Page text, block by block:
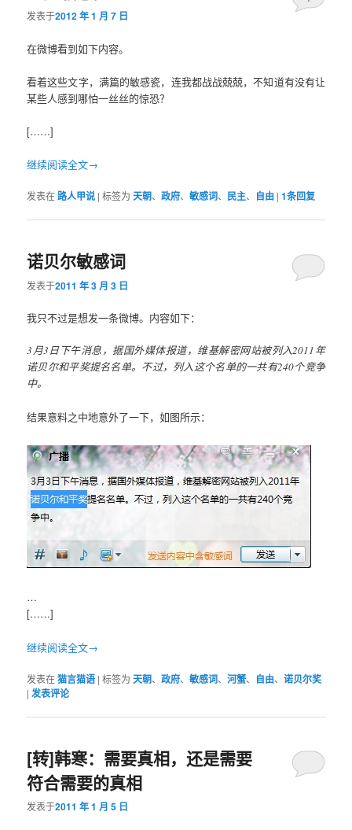
发表于2012 年 1 月 7 日
在微博看到如下内容。
看着这些文字，满篇的敏感瓷，连我都战战兢兢，不知道有没有让
某些人感到哪怕一丝丝的惊恐？
[……]
继续阅读全文→
发表在路人甲说 |标签为 天朝、政府、敏感词、 民主、 自由 |1条回复
诺贝尔敏感词
发表于2011 年 3 月 3 日
我只不过是想发一条微博。内容如下：
3月3日下午消息，据国外媒体报道，维基解密网站被列入2011年
诺贝尔和平奖提名名单。不过，列入这个名单的一共有240个竞争
中。
结果意料之中地意外了一下，如图所示：
…
[……]
继续阅读全文→
发表在猫言猫语 |标签为 天朝、政府、敏感词、河蟹、 自由、诺贝尔奖
|发表评论
[转]韩寒：需要真相，还是需要
符合需要的真相
发表于2011 年 1 月 5 日